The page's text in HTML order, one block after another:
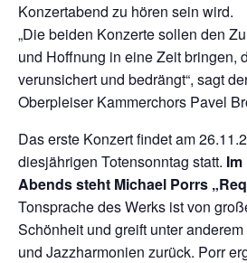
Konzertabend zu hören sein wird.
„Die beiden Konzerte sollen den
und Hoffnung in eine Zeit bringen,
verunsichert und bedrängt“, sagt
Oberpleiser Kammerchors Pavel
Das erste Konzert findet am
diesjährigen Totensonntag statt.
Abends steht Michael Porrs
Tonsprache des Werks ist von
Schönheit und greift unter
und Jazzharmonien zurück. Porr